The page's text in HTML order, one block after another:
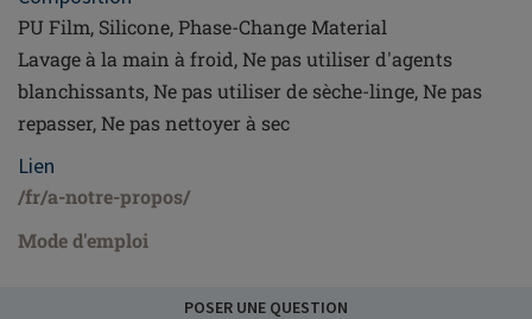
PU Film, Silicone, Phase-Change Material
Lavage à la main à froid, Ne pas utiliser d'agents
blanchissants, Ne pas utiliser de sèche-linge, Ne pas
repasser, Ne pas nettoyer à sec
Lien
/fr/a-notre-propos/
Mode d'emploi
POSER UNE QUESTION